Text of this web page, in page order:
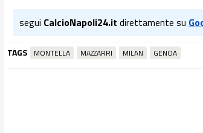
segui CalcioNapoli24.it direttamente su
TAGS MONTELLA MAZZARRI MILAN GENOA